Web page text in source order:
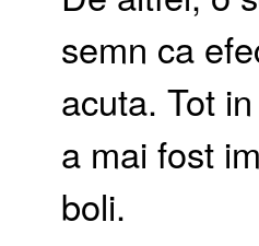
semn ca
acuta. Tot
a mai fost
boli.